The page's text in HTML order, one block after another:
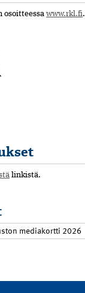
osoitteessa www.rkl.fi.
linkistä.
mediakortti 2026